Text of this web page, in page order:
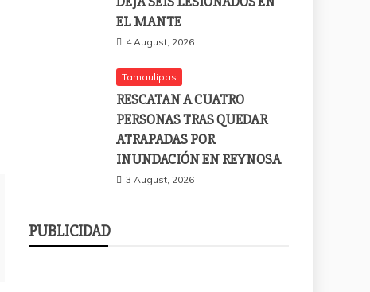
EL MANTE
4 August, 2026
Tamaulipas
RESCATAN A CUATRO
PERSONAS TRAS QUEDAR
ATRAPADAS POR
INUNDACIÓN EN REYNOSA
3 August, 2026
PUBLICIDAD